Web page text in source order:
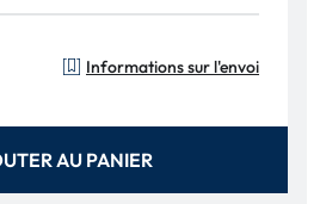
Informations sur l'envoi
AU PANIER